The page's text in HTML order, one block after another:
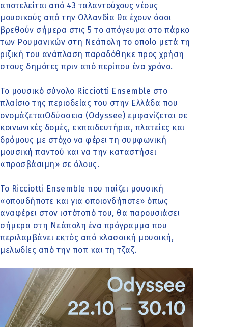
αποτελείται από 43 ταλαντούχους νέους
μουσικούς από την Ολλανδία θα έχουν όσοι
βρεθούν σήμερα στις 5 το απόγευμα στο πάρκο
των Ρουμανικών στη Νεάπολη το οποίο μετά τη
ριζική του ανάπλαση παραδόθηκε προς χρήση
στους δημότες πριν από περίπου ένα χρόνο.
Το μουσικό σύνολο Ricciotti Ensemble στο
πλαίσιο της περιοδείας του στην Ελλάδα που
ονομάζεταιΟδύσσεια (Odyssee) εμφανίζεται σε
κοινωνικές δομές, εκπαιδευτήρια, πλατείες και
δρόμους με στόχο να φέρει τη συμφωνική
μουσική παντού και να την καταστήσει
«προσβάσιμη» σε όλους.
Το Ricciotti Ensemble που παίζει μουσική
«οπουδήποτε και για οποιονδήποτε» όπως
αναφέρει στον ιστότοπό του, θα παρουσιάσει
σήμερα στη Νεάπολη ένα πρόγραμμα που
περιλαμβάνει εκτός από κλασσική μουσική,
μελωδίες από την ποπ και τη τζαζ.